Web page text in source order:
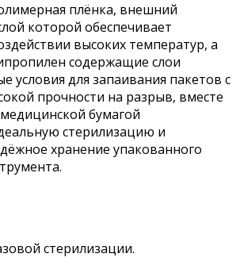
плёнка, внешний
которой обеспечивает
высоких температур, а
содержащие слои
условия для запаивания пакетов с
прочности на разрыв, вместе
бумагой
стерилизацию и
хранение упакованного
стерилизации.